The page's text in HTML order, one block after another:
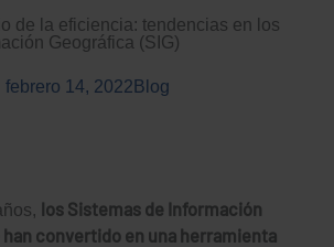
de la eficiencia: tendencias en los
Geográfica (SIG)
febrero 14, 2022Blog
los Sistemas de Información
han convertido en una herramienta